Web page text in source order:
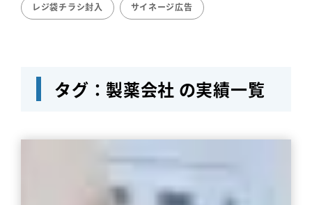
レジ袋チラシ封入 サイネージ広告
タグ：製薬会社 の実績一覧